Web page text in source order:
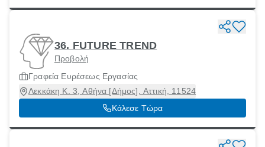
36. FUTURE TREND
Προβολή
Γραφεία Ευρέσεως Εργασίας
Λεκκάκη Κ. 3, Αθήνα [Δήμος], Αττική, 11524
Κάλεσε Τώρα